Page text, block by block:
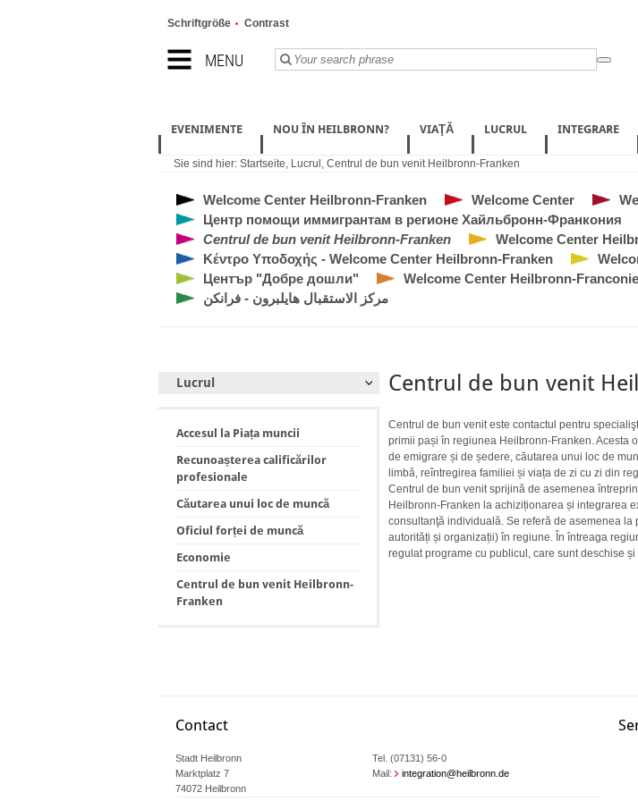
MENU
Schriftgröße Contrast
EVENIMENTE NOU ÎN HEILBRONN? VIAŢĂ LUCRUL INTEGRARE
Sie sind hier: Startseite, Lucrul , Centrul de bun venit Heilbronn-Franken
Welcome Center Heilbronn-Franken Welcome Center
Центр помощи иммигрантам в регионе Хайльбронн-Франкония
Centrul de bun venit Heilbronn-Franken
Welcome Center
Κέντρο Υποδοχής - Welcome Center Heilbronn-Franken
Център "Добре дошли"
Welcome Center Heilbronn-Franconie
مركز الاستقبال هايلبرون - فرانكن
Lucrul
Accesul la Piața muncii
Recunoașterea calificărilor
profesionale
Căutarea unui loc de muncă
Oficiul forței de muncă
Economie
Centrul de bun venit Heilbronn-
Franken
Centrul de bun venit
Centrul de bun venit este contactul pentru
primii pași în regiunea Heilbronn-Franken. Acesta
de emigrare și de ședere, căutarea unui loc de
limbă, reîntregirea familiei și viața de zi cu zi din
Centrul de bun venit sprijină de asemenea
Heilbronn-Franken la achiziționarea și integrarea
consultanţă individuală. Se referă de asemenea
autorități și organizații) în regiune. În întreaga
regulat programe cu publicul, care sunt deschise
Contact
Stadt Heilbronn
Marktplatz 7
74072 Heilbronn
Tel. (07131) 56-0
Mail:
integration@heilbronn.de